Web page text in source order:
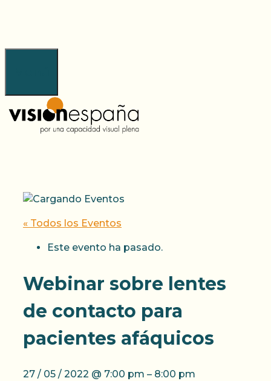
« Todos los Eventos
Este evento ha pasado.
Webinar sobre lentes
de contacto para
pacientes afáquicos
27 / 05 / 2022 @ 7:00 pm – 8:00 pm